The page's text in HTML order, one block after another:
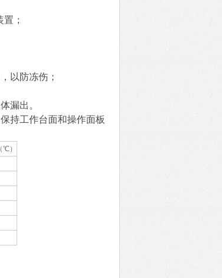
；
以防冻伤；
漏出。
持工作台面和操作面板
℃）